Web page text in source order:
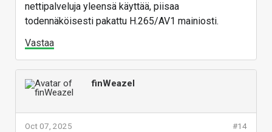
nettipalveluja yleensä käyttää, piisaa
todennäköisesti pakattu H.265/AV1 mainiosti.
Vastaa
finWeazel
#14
Oct 07, 2025